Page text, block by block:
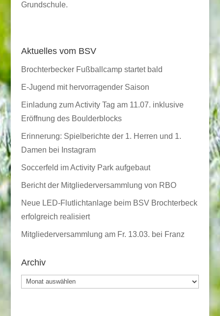
Grundschule.
Aktuelles vom BSV
Brochterbecker Fußballcamp startet bald
E-Jugend mit hervorragender Saison
Einladung zum Activity Tag am 11.07. inklusive
Eröffnung des Boulderblocks
Erinnerung: Spielberichte der 1. Herren und 1.
Damen bei Instagram
Soccerfeld im Activity Park aufgebaut
Bericht der Mitgliederversammlung von RBO
Neue LED-Flutlichtanlage beim BSV Brochterbeck
erfolgreich realisiert
Mitgliederversammlung am Fr. 13.03. bei Franz
Archiv
Archiv